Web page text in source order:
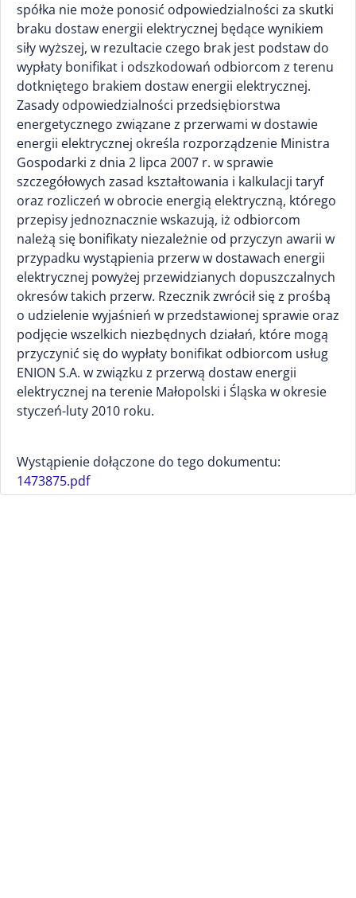
spółka nie może ponosić odpowiedzialności za skutki
braku dostaw energii elektrycznej będące wynikiem
siły wyższej, w rezultacie czego brak jest podstaw do
wypłaty bonifikat i odszkodowań odbiorcom z terenu
dotkniętego brakiem dostaw energii elektrycznej.
Zasady odpowiedzialności przedsiębiorstwa
energetycznego związane z przerwami w dostawie
energii elektrycznej określa rozporządzenie Ministra
Gospodarki z dnia 2 lipca 2007 r. w sprawie
szczegółowych zasad kształtowania i kalkulacji taryf
oraz rozliczeń w obrocie energią elektryczną, którego
przepisy jednoznacznie wskazują, iż odbiorcom
należą się bonifikaty niezależnie od przyczyn awarii w
przypadku wystąpienia przerw w dostawach energii
elektrycznej powyżej przewidzianych dopuszczalnych
okresów takich przerw. Rzecznik zwrócił się z prośbą
o udzielenie wyjaśnień w przedstawionej sprawie oraz
podjęcie wszelkich niezbędnych działań, które mogą
przyczynić się do wypłaty bonifikat odbiorcom usług
ENION S.A. w związku z przerwą dostaw energii
elektrycznej na terenie Małopolski i Śląska w okresie
styczeń-luty 2010 roku.
Wystąpienie dołączone do tego dokumentu:
1473875.pdf